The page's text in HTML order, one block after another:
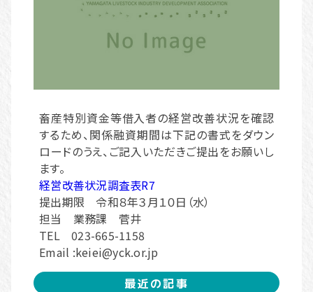
畜産特別資金等借入者の経営改善状況を確認
するため、関係融資期間は下記の書式をダウン
ロードのうえ、ご記入いただきご提出をお願いし
ます。
経営改善状況調査表R7
提出期限 令和８年３月１０日（水）
担当 業務課 菅井
TEL 023-665-1158
Email :keiei@yck.or.jp
最近の記事